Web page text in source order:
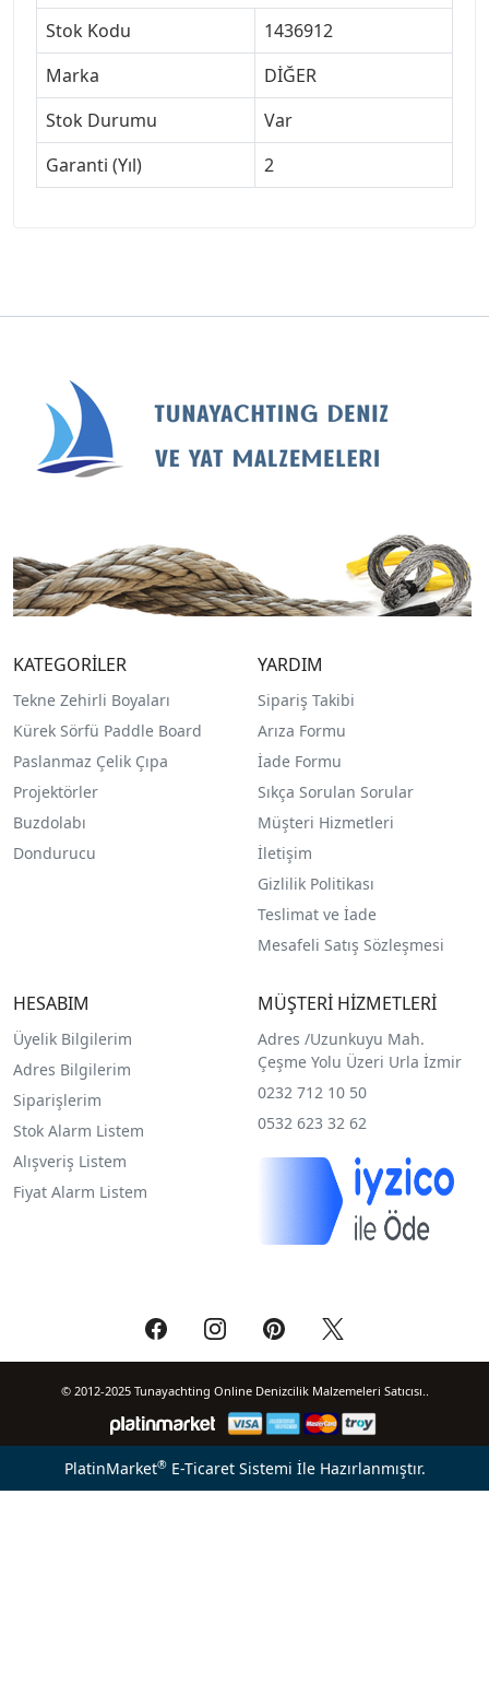
Stok Kodu
1436912
Marka
DİĞER
Stok Durumu
Var
Garanti (Yıl)
2
KATEGORİLER
Tekne Zehirli Boyaları
Kürek Sörfü Paddle Board
Paslanmaz Çelik Çıpa
Projektörler
Buzdolabı
Dondurucu
YARDIM
Sipariş Takibi
Arıza Formu
İade Formu
Sıkça Sorulan Sorular
Müşteri Hizmetleri
İletişim
Gizlilik Politikası
Teslimat ve İade
Mesafeli Satış Sözleşmesi
HESABIM
Üyelik Bilgilerim
Adres Bilgilerim
Siparişlerim
Stok Alarm Listem
Alışveriş Listem
Fiyat Alarm Listem
MÜŞTERİ HİZMETLERİ
Adres /Uzunkuyu Mah.
Çeşme Yolu Üzeri Urla İzmir
0232 712 10 50
0532 623 32 62
© 2012-2025 Tunayachting Online Denizcilik Malzemeleri Satıcısı..
PlatinMarket®E-Ticaret Sistemi İle Hazırlanmıştır.